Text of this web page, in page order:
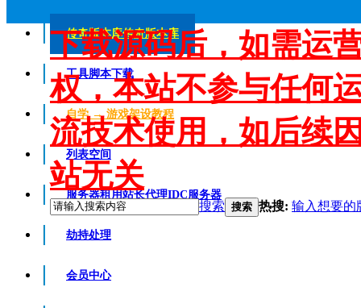
传奇版本库传奇版本库
工具脚本下载
自学 → 游戏架设教程
列表空间
服务器租用站长代理IDC服务器
劫持处理
会员中心
下载源码后，如需运
权，本站不参与任何
流技术使用，如后续
站无关
搜索 搜索 热搜: 输入想要的